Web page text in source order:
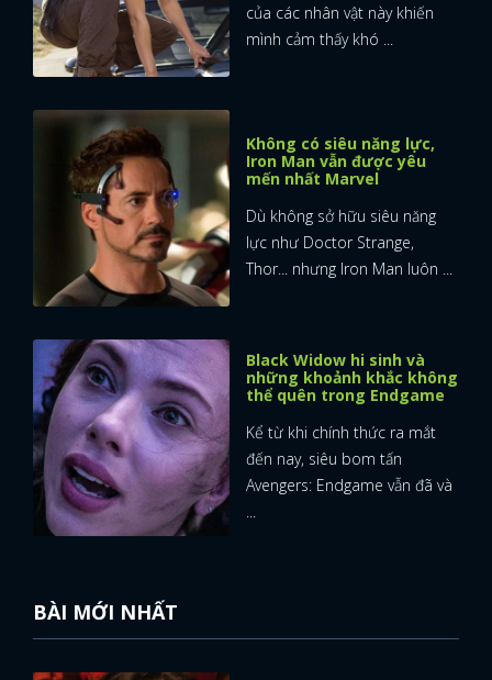
của các nhân vật này khiến
mình cảm thấy khó ...
Không có siêu năng lực,
Iron Man vẫn được yêu
mến nhất Marvel
Dù không sở hữu siêu năng
lực như Doctor Strange,
Thor... nhưng Iron Man luôn ...
Black Widow hi sinh và
những khoảnh khắc không
thể quên trong Endgame
Kể từ khi chính thức ra mắt
đến nay, siêu bom tấn
Avengers: Endgame vẫn đã và
...
BÀI MỚI NHẤT